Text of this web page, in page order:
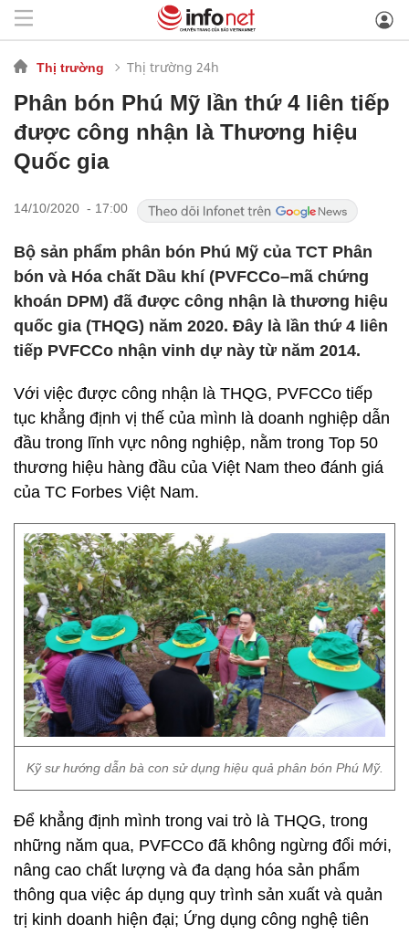
Thị trường Thị trường 24h
Phân bón Phú Mỹ lần thứ 4 liên tiếp
được công nhận là Thương hiệu
Quốc gia
14/10/2020 - 17:00
Bộ sản phẩm phân bón Phú Mỹ của TCT Phân
bón và Hóa chất Dầu khí (PVFCCo–mã chứng
khoán DPM) đã được công nhận là thương hiệu
quốc gia (THQG) năm 2020. Đây là lần thứ 4 liên
tiếp PVFCCo nhận vinh dự này từ năm 2014.
Với việc được công nhận là THQG, PVFCCo tiếp
tục khẳng định vị thế của mình là doanh nghiệp dẫn
đầu trong lĩnh vực nông nghiệp, nằm trong Top 50
thương hiệu hàng đầu của Việt Nam theo đánh giá
của TC Forbes Việt Nam.
Kỹ sư hướng dẫn bà con sử dụng hiệu quả phân bón Phú Mỹ.
Để khẳng định mình trong vai trò là THQG, trong
những năm qua, PVFCCo đã không ngừng đổi mới,
nâng cao chất lượng và đa dạng hóa sản phẩm
thông qua việc áp dụng quy trình sản xuất và quản
trị kinh doanh hiện đại; Ứng dụng công nghệ tiên